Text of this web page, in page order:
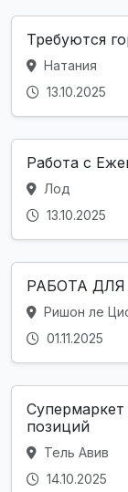
Требуются
Натания
13.10.2025
Работа с
Лод
13.10.2025
РАБОТА
Ришон ле
01.11.2025
позиций
Тель Авив
14.10.2025